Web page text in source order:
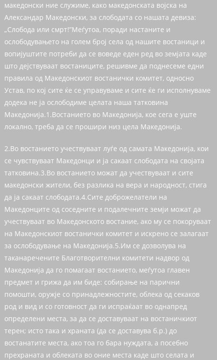
македонски ние служиме, како македонската војска на
Александар Македонски, за слободата со нашата девиза:
„Слобода или смрт!”Меѓутоа, поради настаните и
ослободувањето на голем број села од нашите востаници и
вопијуштите потреби да се воведе еден ред во земјата каде
што дејствуваат востаниците, решивме да поднесеме едни
правила од Македонскиот востанички комитет, односно
Устав, по кој сите ќе се управуваме и сите ќе ги исполнуваме
додека не ја ослободиме целата наша татковина
Македонија.1.Востанието во Македонија, кое сега е уште
локално, треба да се прошири низ цела Македонија.
2.Во востанието учествуваат луѓе од самата Македонија, кои
се чувствуваат Македонци и ја сакаат слободата на својата
татковина.3.Во востанието можат да учествуваат и сите
македонски жители, без разлика на вера и народност, стига
да ја сакаат слободата.4.Сите доброжелатели на
Македонците од соседните и подалечните земји можат да
учествуваат во Македонското востание, ако му се покоруваат
на Македонскиот востанички комитет и искрено се залагаат
за ослободување на Македонија.5.Им се дозволува на
таканаречените Благотворителни комитети надвор од
Македонија да го помагаат востанието, меѓутоа главен
предмет и грижа да им биде: собирање на парични
помошти, оружје со принадлежностите, облека од секаков
род и вид и со готовност да ги испраќаат во однапред
определени места, за да се доставуваат на востаничкиот
терен; исто така и храната (да се доставува б.р.) до
востанатите места, ако тоа го бара нуждата, а посебно
прехраната и облеката во оние места каде што селата и